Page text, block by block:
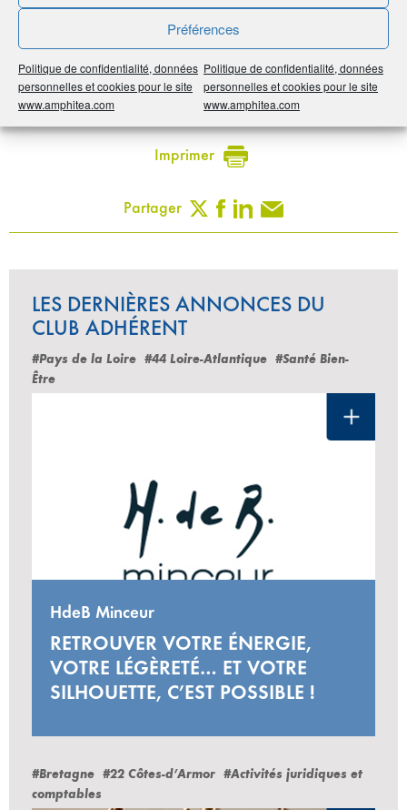
Préférences
Politique de confidentialité, données
personnelles et cookies pour le site
www.amphitea.com
Politique de confidentialité, données
personnelles et cookies pour le site
www.amphitea.com
Euroshell M
Noter 5/5 1vote
Imprimer
Partager
LES DERNIÈRES ANNONCES DU
CLUB ADHÉRENT
#Pays de la Loire #44 Loire-Atlantique #Santé Bien-
Être
HdeB Minceur
RETROUVER VOTRE ÉNERGIE,
VOTRE LÉGÈRETÉ… ET VOTRE
SILHOUETTE, C’EST POSSIBLE !
#Bretagne #22 Côtes-d’Armor #Activités juridiques et
comptables